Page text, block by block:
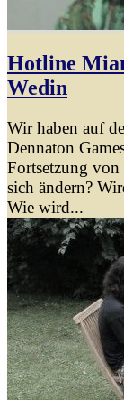
Hotline
Wedin
Wir haben auf
Dennaton
Fortsetzung
sich ändern?
Wie wird...